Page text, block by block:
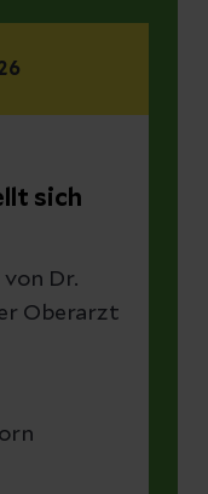
sich
Dr.
Oberarzt